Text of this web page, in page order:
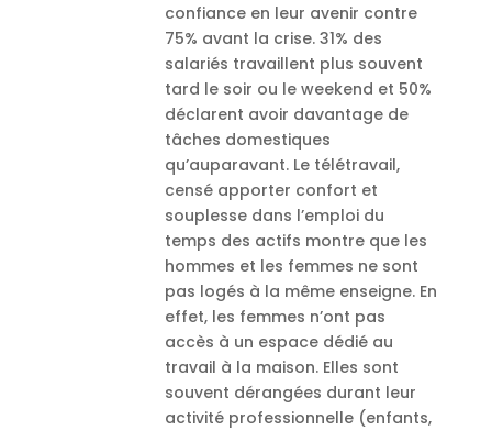
confiance en leur avenir contre
75% avant la crise. 31% des
salariés travaillent plus souvent
tard le soir ou le weekend et 50%
déclarent avoir davantage de
tâches domestiques
qu’auparavant. Le télétravail,
censé apporter confort et
souplesse dans l’emploi du
temps des actifs montre que les
hommes et les femmes ne sont
pas logés à la même enseigne. En
effet, les femmes n’ont pas
accès à un espace dédié au
travail à la maison. Elles sont
souvent dérangées durant leur
activité professionnelle (enfants,